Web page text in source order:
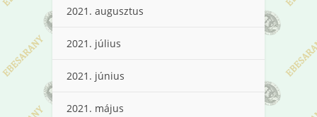
2021. augusztus
2021. július
2021. június
2021. május